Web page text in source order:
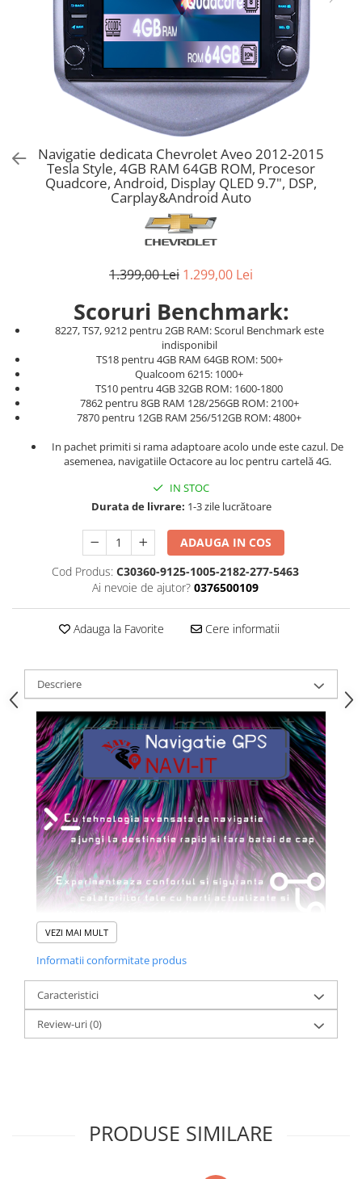
Navigatie dedicata Chevrolet Aveo 2012-2015
Tesla Style, 4GB RAM 64GB ROM, Procesor
Quadcore, Android, Display QLED 9.7", DSP,
Carplay&Android Auto
1.399,00 Lei 1.299,00 Lei
Scoruri Benchmark:
8227, TS7, 9212 pentru 2GB RAM: Scorul Benchmark este
indisponibil
TS18 pentru 4GB RAM 64GB ROM: 500+
Qualcoom 6215: 1000+
TS10 pentru 4GB 32GB ROM: 1600-1800
7862 pentru 8GB RAM 128/256GB ROM: 2100+
7870 pentru 12GB RAM 256/512GB ROM: 4800+
In pachet primiti si rama adaptoare acolo unde este cazul. De
asemenea, navigatiile Octacore au loc pentru cartelă 4G.
IN STOC
Durata de livrare: 1-3 zile lucrătoare
ADAUGA IN COS
Cod Produs: C30360-9125-1005-2182-277-5463
Ai nevoie de ajutor? 0376500109
Adauga la Favorite Cere informatii
Descriere
VEZI MAI MULT
Informatii conformitate produs
Caracteristici
Review-uri(0)
PRODUSE SIMILARE